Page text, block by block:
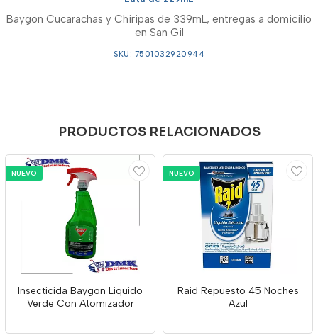
Baygon Cucarachas y Chiripas de 339mL, entregas a domicilio
en San Gil
SKU: 7501032920944
PRODUCTOS RELACIONADOS
NUEVO
Insecticida Baygon Liquido
Verde Con Atomizador
NUEVO
Raid Repuesto 45 Noches
Azul